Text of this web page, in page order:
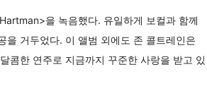
을 녹음했다. 유일하게 보컬과 함께
을 거두었다. 이 앨범 외에도 존 콜트레인은
한 연주로 지금까지 꾸준한 사랑을 받고 있